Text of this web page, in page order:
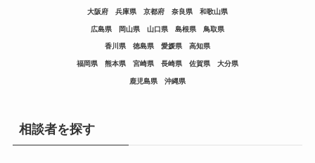
大阪府 兵庫県 京都府 奈良県 和歌山県
広島県 岡山県 山口県 島根県 鳥取県
香川県 徳島県 愛媛県 高知県
福岡県 熊本県 宮崎県 長崎県 佐賀県 大分県
鹿児島県 沖縄県
相談者を探す